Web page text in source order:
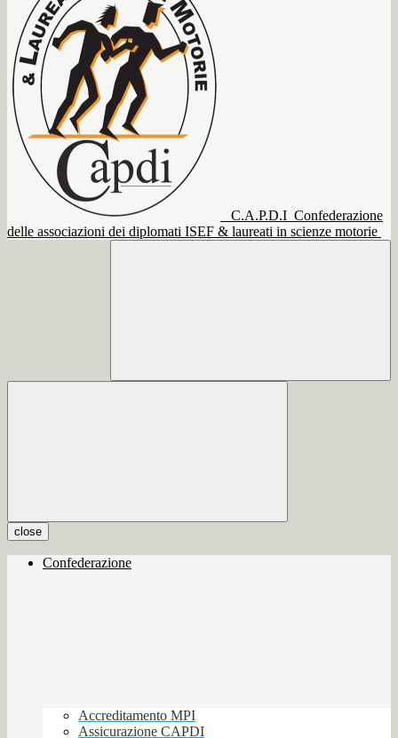
C.A.P.D.I Confederazione
delle associazioni dei diplomati ISEF & laureati in scienze motorie
close
Confederazione
Accreditamento MPI
Assicurazione CAPDI